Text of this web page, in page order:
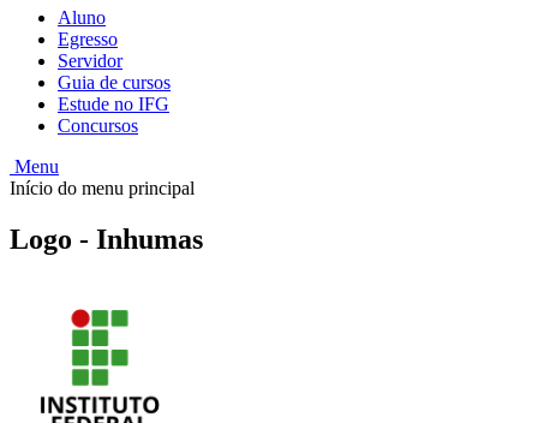
Aluno
Egresso
Servidor
Guia de cursos
Estude no IFG
Concursos
Menu
Início do menu principal
Logo - Inhumas